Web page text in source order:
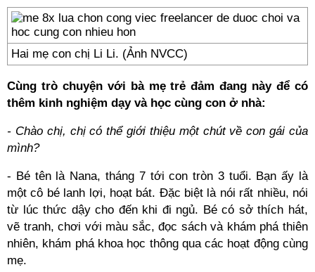
Hai mẹ con chị Li Li. (Ảnh NVCC)
Cùng trò chuyện với bà mẹ trẻ đảm đang này để có
thêm kinh nghiệm dạy và học cùng con ở nhà:
- Chào chị, chị có thể giới thiệu một chút về con gái của
mình?
- Bé tên là Nana, tháng 7 tới con tròn 3 tuổi. Bạn ấy là
một cô bé lanh lợi, hoạt bát. Đặc biệt là nói rất nhiều, nói
từ lúc thức dậy cho đến khi đi ngủ. Bé có sở thích hát,
vẽ tranh, chơi với màu sắc, đọc sách và khám phá thiên
nhiên, khám phá khoa học thông qua các hoạt động cùng
mẹ.